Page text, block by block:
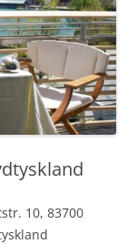
10, 83700